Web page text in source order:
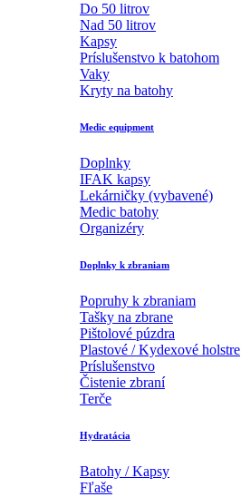
Do 50 litrov
Nad 50 litrov
Kapsy
Príslušenstvo k batohom
Vaky
Kryty na batohy
Medic equipment
Doplnky
IFAK kapsy
Lekárničky (vybavené)
Medic batohy
Organizéry
Doplnky k zbraniam
Popruhy k zbraniam
Tašky na zbrane
Pištolové púzdra
Plastové / Kydexové holstre
Príslušenstvo
Čistenie zbraní
Terče
Hydratácia
Batohy / Kapsy
Fľaše